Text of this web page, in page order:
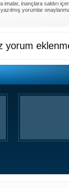
inançlara saldırı
yorumlar
yorum